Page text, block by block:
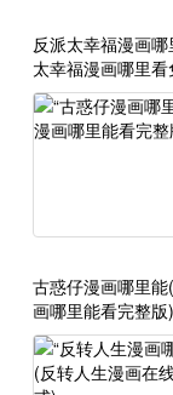
反派太幸福漫画
太幸福漫画哪里看
古惑仔漫画哪里
画哪里能看完整版)